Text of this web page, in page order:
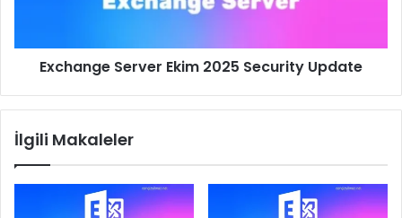
Exchange Server Ekim 2025 Security Update
İlgili Makaleler